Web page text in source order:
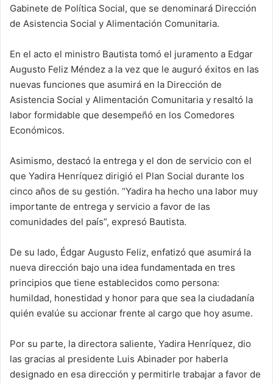
Gabinete de Política Social, que se denominará Dirección
de Asistencia Social y Alimentación Comunitaria.
En el acto el ministro Bautista tomó el juramento a Edgar
Augusto Feliz Méndez a la vez que le auguró éxitos en las
nuevas funciones que asumirá en la Dirección de
Asistencia Social y Alimentación Comunitaria y resaltó la
labor formidable que desempeñó en los Comedores
Económicos.
Asimismo, destacó la entrega y el don de servicio con el
que Yadira Henríquez dirigió el Plan Social durante los
cinco años de su gestión. “Yadira ha hecho una labor muy
importante de entrega y servicio a favor de las
comunidades del país”, expresó Bautista.
De su lado, Édgar Augusto Feliz, enfatizó que asumirá la
nueva dirección bajo una idea fundamentada en tres
principios que tiene establecidos como persona:
humildad, honestidad y honor para que sea la ciudadanía
quién evalúe su accionar frente al cargo que hoy asume.
Por su parte, la directora saliente, Yadira Henríquez, dio
las gracias al presidente Luis Abinader por haberla
designado en esa dirección y permitirle trabajar a favor de